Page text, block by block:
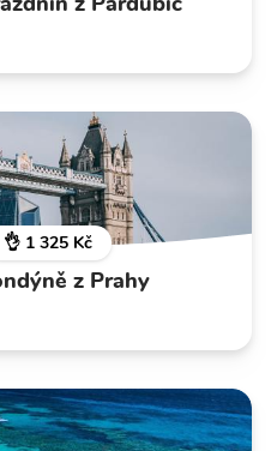
👌 1 325 Kč
z Prahy